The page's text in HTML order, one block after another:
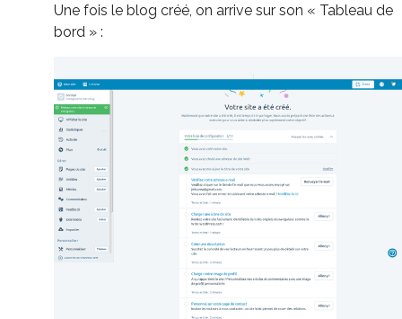
Une fois le blog créé, on arrive sur son « Tableau de
bord » :